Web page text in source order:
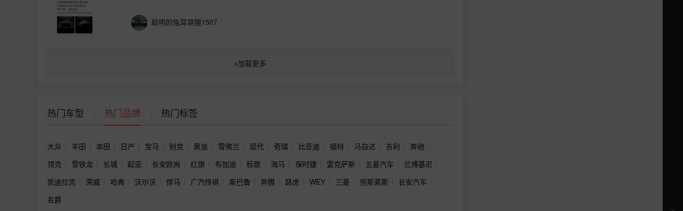
聪明的兔耳袋狸1507
+加载更多
热门车型 热门品牌 热门标签
大众 丰田 本田 日产 宝马 别克 奥迪 雪佛兰 现代 奇瑞 比亚迪 福特 马自达 吉利
奔驰
领克
雪铁龙 长城 起亚 长安欧尚 红旗 布加迪 标致 海马 保时捷 雷克萨斯 五菱汽车
兰博基尼
凯迪拉克
荣威 哈弗 沃尔沃 悍马 广汽传祺 斯巴鲁 奔腾 路虎 WEY 三菱 劳斯莱斯
长安汽车
名爵